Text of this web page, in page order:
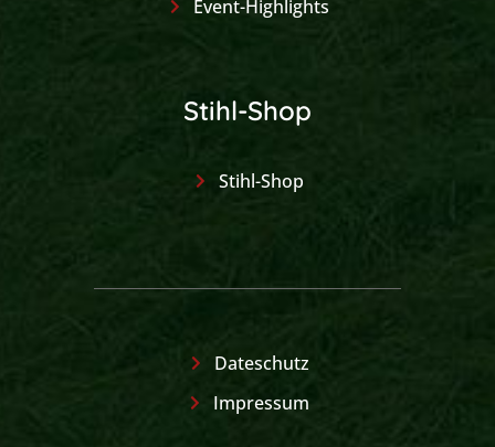
Event-Highlights
Stihl-Shop
Stihl-Shop
Dateschutz
Impressum